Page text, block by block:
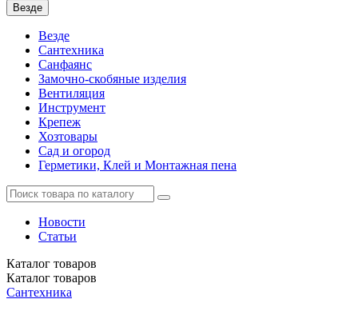
Везде
Везде
Сантехника
Санфаянс
Замочно-скобяные изделия
Вентиляция
Инструмент
Крепеж
Хозтовары
Сад и огород
Герметики, Клей и Монтажная пена
Новости
Статьи
Каталог товаров
Каталог товаров
Сантехника